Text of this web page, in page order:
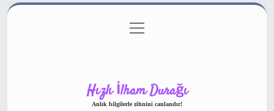
Gizlilik Politikası
menüyü
aç
Hızlı İlham Durağı
Anlık bilgilerle zihnini canlandır!